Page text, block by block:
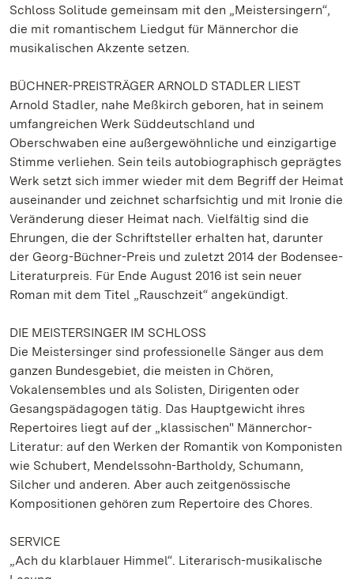
Schloss Solitude gemeinsam mit den „Meistersingern“,
die mit romantischem Liedgut für Männerchor die
musikalischen Akzente setzen.
BÜCHNER-PREISTRÄGER ARNOLD STADLER LIEST
Arnold Stadler, nahe Meßkirch geboren, hat in seinem
umfangreichen Werk Süddeutschland und
Oberschwaben eine außergewöhnliche und einzigartige
Stimme verliehen. Sein teils autobiographisch geprägtes
Werk setzt sich immer wieder mit dem Begriff der Heimat
auseinander und zeichnet scharfsichtig und mit Ironie die
Veränderung dieser Heimat nach. Vielfältig sind die
Ehrungen, die der Schriftsteller erhalten hat, darunter
der Georg-Büchner-Preis und zuletzt 2014 der Bodensee-
Literaturpreis. Für Ende August 2016 ist sein neuer
Roman mit dem Titel „Rauschzeit“ angekündigt.
DIE MEISTERSINGER IM SCHLOSS
Die Meistersinger sind professionelle Sänger aus dem
ganzen Bundesgebiet, die meisten in Chören,
Vokalensembles und als Solisten, Dirigenten oder
Gesangspädagogen tätig. Das Hauptgewicht ihres
Repertoires liegt auf der „klassischen" Männerchor-
Literatur: auf den Werken der Romantik von Komponisten
wie Schubert, Mendelssohn-Bartholdy, Schumann,
Silcher und anderen. Aber auch zeitgenössische
Kompositionen gehören zum Repertoire des Chores.
SERVICE
„Ach du klarblauer Himmel“. Literarisch-musikalische